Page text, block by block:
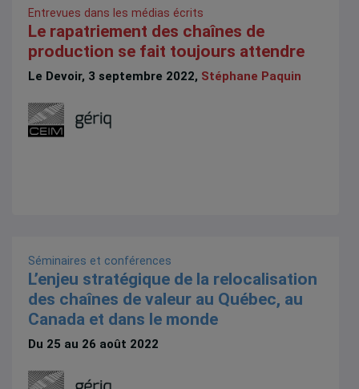
Entrevues dans les médias écrits
Le rapatriement des chaînes de
production se fait toujours attendre
Le Devoir, 3 septembre 2022, Stéphane Paquin
Séminaires et conférences
L’enjeu stratégique de la relocalisation
des chaînes de valeur au Québec, au
Canada et dans le monde
Du 25 au 26 août 2022